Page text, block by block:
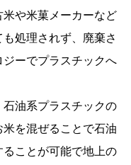
や米菓メーカーなど
処理されず、廃棄さ
ーでプラスチックへ
油系プラスチックの
を混ぜることで石油
ことが可能で地上の